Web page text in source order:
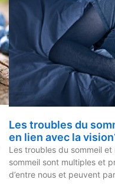
Les troubles du
en lien avec la
Les troubles du sommeil
sommeil sont multiples et
d’entre nous et peuvent